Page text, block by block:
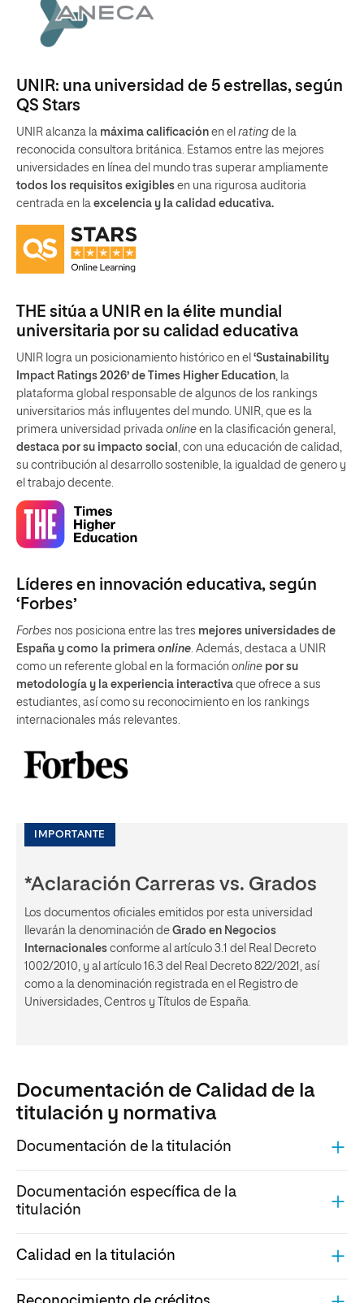
UNIR: una universidad de 5 estrellas, según
QS Stars
UNIR alcanza la máxima calificación en el rating de la
reconocida consultora británica. Estamos entre las mejores
universidades en línea del mundo tras superar ampliamente
todos los requisitos exigibles en una rigurosa auditoria
centrada en la excelencia y la calidad educativa.
THE sitúa a UNIR en la élite mundial
universitaria por su calidad educativa
UNIR logra un posicionamiento histórico en el ‘Sustainability
Impact Ratings 2026’ de Times Higher Education, la
plataforma global responsable de algunos de los rankings
universitarios más influyentes del mundo. UNIR, que es la
primera universidad privada online en la clasificación general,
destaca por su impacto social , con una educación de calidad,
su contribución al desarrollo sostenible, la igualdad de genero y
el trabajo decente.
Líderes en innovación educativa, según
‘Forbes’
Forbes nos posiciona entre las tres mejores universidades de
España y como la primera online. Además, destaca a UNIR
como un referente global en la formación online por su
metodología y la experiencia interactiva que ofrece a sus
estudiantes, así como su reconocimiento en los rankings
internacionales más relevantes.
IMPORTANTE
*Aclaración Carreras vs. Grados
Los documentos oficiales emitidos por esta universidad
llevarán la denominación de Grado en Negocios
Internacionales conforme al artículo 3.1 del Real Decreto
1002/2010, y al artículo 16.3 del Real Decreto 822/2021, así
como a la denominación registrada en el Registro de
Universidades, Centros y Títulos de España.
Documentación de Calidad de la
titulación y normativa
Documentación de la titulación
Documentación específica de la
titulación
Calidad en la titulación